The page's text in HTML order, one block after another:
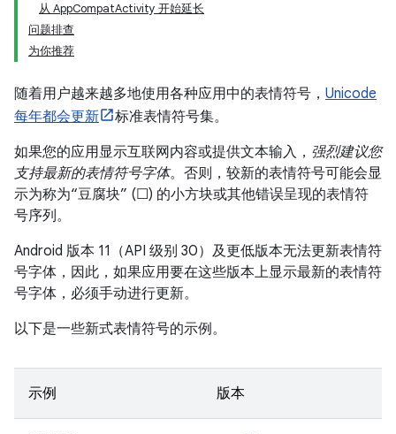
从 AppCompatActivity 开始延长
问题排查
为你推荐
随着用户越来越多地使用各种应用中的表情符号， Unicode
每年都会更新
标准表情符号集。
如果您的应用显示互联网内容或提供文本输入， 强烈建议您
支持最新的表情符号字体。否则，较新的表情符号可能会显
示为称为“豆腐块” (☐) 的小方块或其他错误呈现的表情符
号序列。
Android 版本 11（API 级别 30）及更低版本无法更新表情符
号字体，因此，如果应用要在这些版本上显示最新的表情符
号字体，必须手动进行更新。
以下是一些新式表情符号的示例。
示例 版本